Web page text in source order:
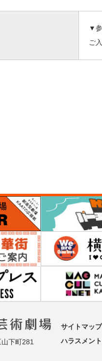
▼
ご
下町281
サイトマップ
ハラスメン